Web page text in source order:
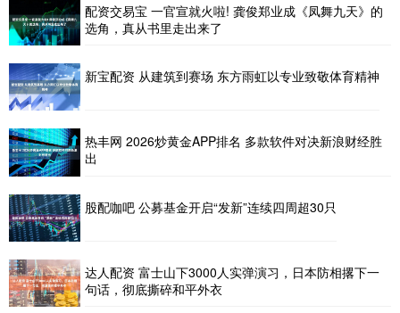
配资交易宝 一官宣就火啦! 龚俊郑业成《凤舞九天》的
选角，真从书里走出来了
新宝配资 从建筑到赛场 东方雨虹以专业致敬体育精神
热丰网 2026炒黄金APP排名 多款软件对决新浪财经胜
出
股配咖吧 公募基金开启“发新”连续四周超30只
达人配资 富士山下3000人实弹演习，日本防相撂下一
句话，彻底撕碎和平外衣